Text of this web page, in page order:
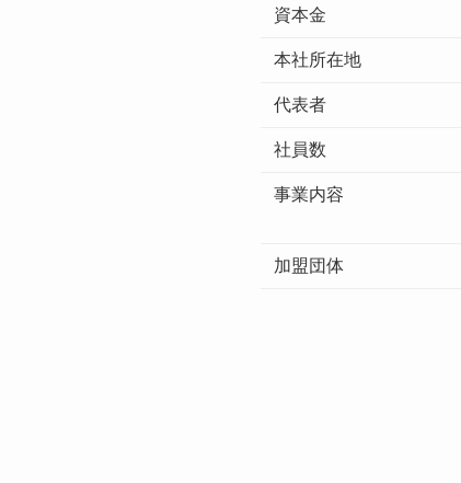
資本金
本社所在地
代表者
社員数
事業内容
加盟団体